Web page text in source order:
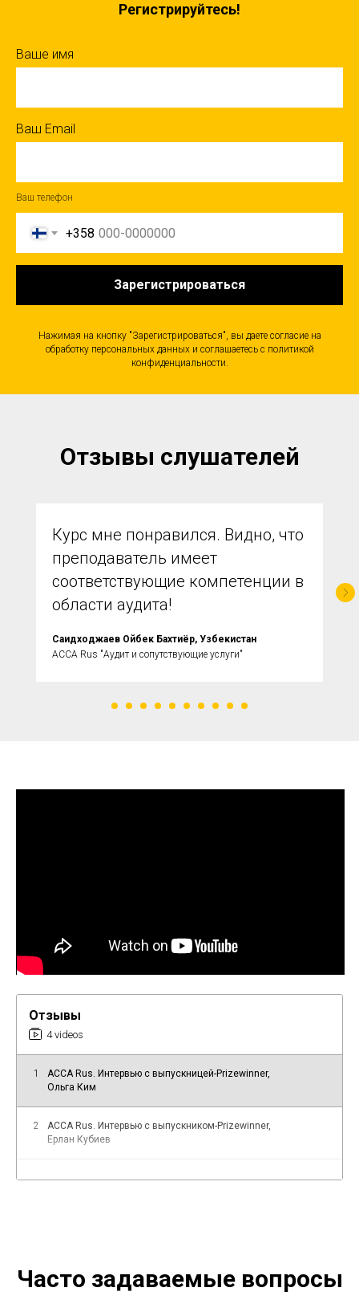
Регистрируйтесь!
Ваше имя
Ваш Email
Ваш телефон
+358
Зарегистрироваться
Нажимая на кнопку "Зарегистрироваться", вы даете согласие на
обработку персональных данных и соглашаетесь c политикой
конфиденциальности.
Отзывы слушателей
Курс мне понравился. Видно, что
преподаватель имеет
соответствующие компетенции в
области аудита!
Саидходжаев Ойбек Бахтиёр, Узбекистан
ACCA Rus "Аудит и сопутствующие услуги"
Отзывы
4 videos
1
ACCA Rus. Интервью с выпускницей-Prizewinner,
Ольга Ким
2
ACCA Rus. Интервью c выпускником-Prizewinner,
Ерлан Кубиев
3
Отзыв выпускника. Мадина Вахобова о программе
Часто задаваемые вопросы